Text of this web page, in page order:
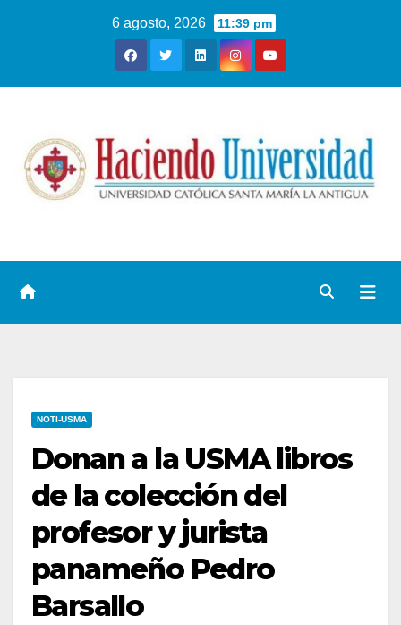
6 agosto, 2026 11:39 pm
NOTI-USMA
Donan a la USMA libros
de la colección del
profesor y jurista
panameño Pedro
Barsallo